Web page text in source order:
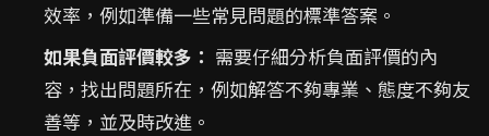
效率，例如準備一些常見問題的標準答案。
如果負面評價較多： 需要仔細分析負面評價的內
容，找出問題所在，例如解答不夠專業、態度不夠友
善等，並及時改進。